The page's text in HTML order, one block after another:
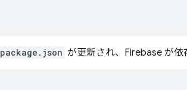
package.json が更新され、Firebase が依